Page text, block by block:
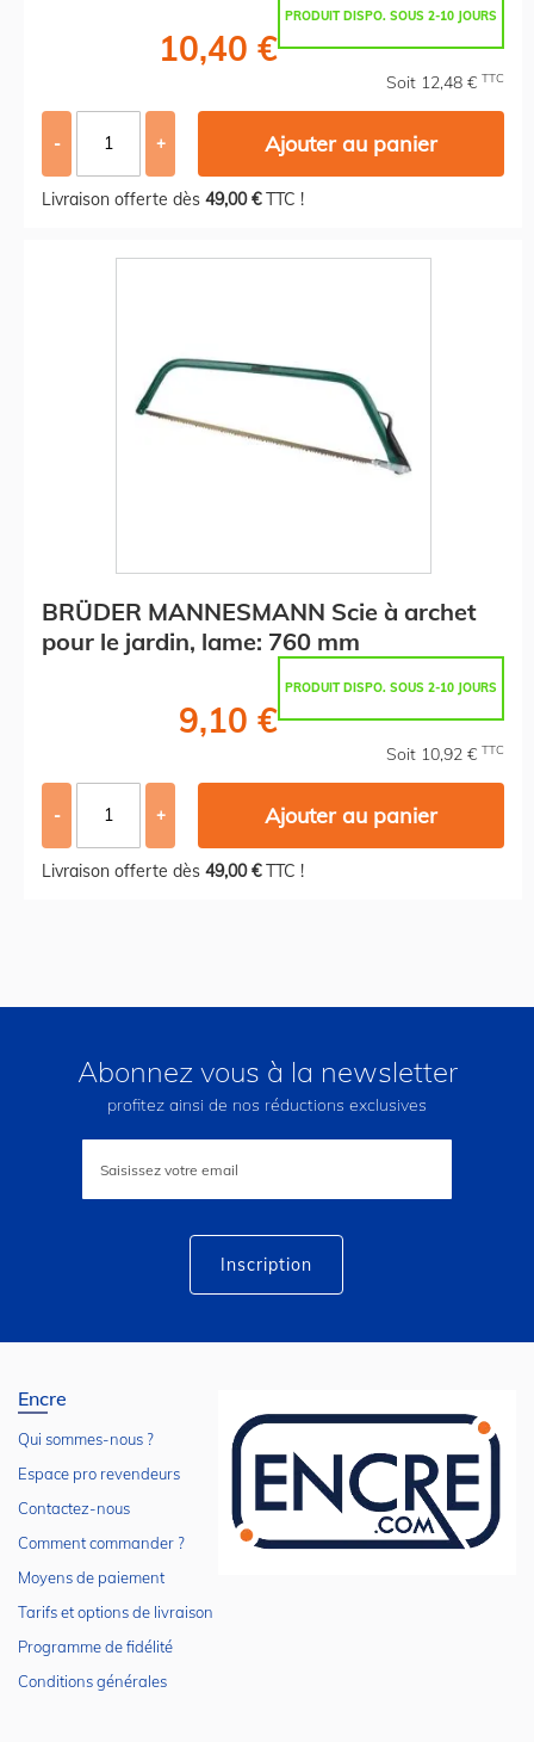
PRODUIT DISPO. SOUS 2-10 JOURS
10,40 €
Soit 12,48 € TTC
- + Ajouter au panier
Livraison offerte dès 49,00 €TTC !
BRÜDER MANNESMANN Scie à archet
pour le jardin, lame: 760 mm
PRODUIT DISPO. SOUS 2-10 JOURS
9,10 €
Soit 10,92 € TTC
- + Ajouter au panier
Livraison offerte dès 49,00 €TTC !
Abonnez vous à la newsletter
profitez ainsi de nos réductions exclusives
lettre
Inscription
Encre
Qui sommes-nous ?
Espace pro revendeurs
Contactez-nous
Comment commander ?
Moyens de paiement
Tarifs et options de livraison
Programme de fidélité
Conditions générales